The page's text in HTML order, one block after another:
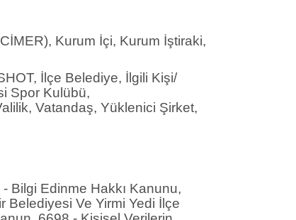
Kurum İçi, Kurum İştiraki,
İlçe Belediye, İlgili Kişi/
Spor Kulübü,
Vatandaş, Yüklenici Şirket,
Bilgi Edinme Hakkı Kanunu,
Ve Yirmi Yedi İlçe